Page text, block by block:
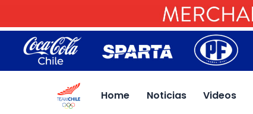
Home Noticias Videos